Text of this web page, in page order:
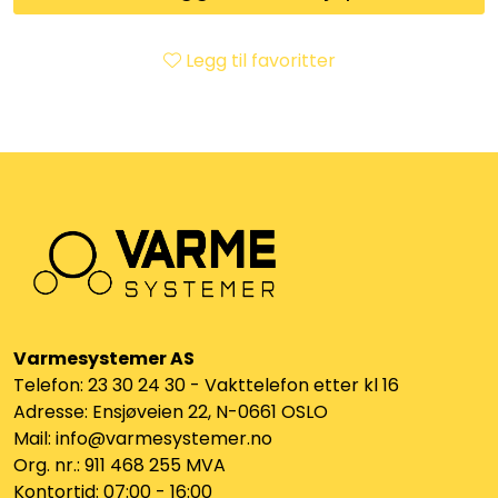
Legg til favoritter
Varmesystemer AS
Telefon: 23 30 24 30 - Vakttelefon etter kl 16
Adresse: Ensjøveien 22, N-0661 OSLO
Mail: info@varmesystemer.no
Org. nr.: 911 468 255 MVA
Kontortid: 07:00 - 16:00
Klemringskoblinger
Planfront radiatorer
Watersafe
Elektrokjeler